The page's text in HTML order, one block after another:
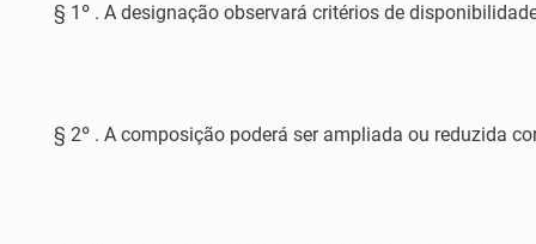
§ 1º . A designação observará critérios de
§ 2º . A composição poderá ser ampliada ou reduzida